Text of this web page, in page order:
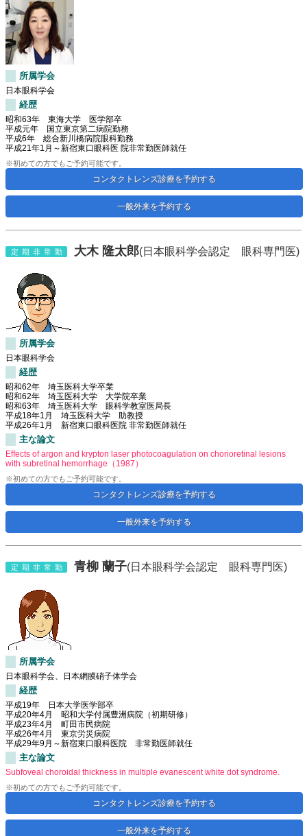
所属学会
日本眼科学会
経歴
昭和63年 東海大学 医学部卒
平成元年 国立東京第二病院勤務
平成6年 総合新川橋病院眼科勤務
平成21年1月～新宿東口眼科医 院非常勤医師就任
※初めての方でもご予約可能です。
コンタクトレンズ診療を予約する
一般外来を予約する
定期非常勤 大木 隆太郎(日本眼科学会認定 眼科専門医)
所属学会
日本眼科学会
経歴
昭和62年 埼玉医科大学卒業
昭和62年 埼玉医科大学 大学院卒業
昭和63年 埼玉医科大学 眼科学教室医局長
平成18年1月 埼玉医科大学 助教授
平成26年1月 新宿東口眼科医院 非常勤医師就任
主な論文
Effects of argon and krypton laser photocoagulation on chorioretinal lesions
with subretinal hemorrhage（1987）
※初めての方でもご予約可能です。
コンタクトレンズ診療を予約する
一般外来を予約する
定期非常勤 青柳 蘭子(日本眼科学会認定 眼科専門医)
所属学会
日本眼科学会、日本網膜硝子体学会
経歴
平成19年 日本大学医学部卒
平成20年4月 昭和大学付属豊洲病院（初期研修）
平成23年4月 町田市民病院
平成26年4月 東京労災病院
平成29年9月～新宿東口眼科医院 非常勤医師就任
主な論文
Subfoveal choroidal thickness in multiple evanescent white dot syndrome.
※初めての方でもご予約可能です。
コンタクトレンズ診療を予約する
一般外来を予約する